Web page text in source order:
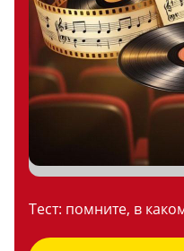
Тест: помните, в